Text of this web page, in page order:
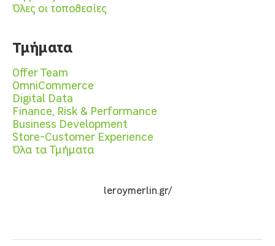
Όλες οι τοποθεσίες
Τμήματα
Offer Team
OmniCommerce
Digital Data
Finance, Risk & Performance
Business Development
Store-Customer Experience
Όλα τα Τμήματα
leroymerlin.gr/